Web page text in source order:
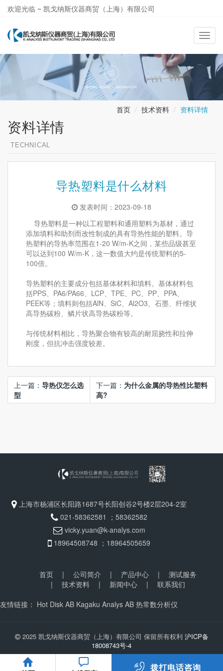
欢迎光临 ~ 凯戈纳斯仪器商贸（上海）有限公司
导
航
切
换
首页 技术资料 资料详情
资料详情
TECHNICAL
导热塑料是什么材料
发表时间：2023-09-18
导热塑料是一种以工程塑料和通用塑料为基材，通过
添加填料和助剂而改性制成的具有导热性能的塑料。导
热塑料的导热率范围在1-20 W/m-K之间，某些品级甚至
可以达到100 W/m-K，这一数值大约是传统塑料的5-
100倍。
导热塑料的主要成分包括基体材料和填料。基体材料包
括PPS、PA6/PA66、LCP、TPE、PC、PP、PPA、
PEEK等；填料则包括AlN、SiC、Al2O3、石墨、纤维状
高导热碳粉、鳞片状高导热碳粉等。
与传统材料相比，导热聚合物有较高的耐屈挠性和拉伸
刚度，但抗冲击强度较差。
上一篇： 导热仪怎么选
型
下一篇： 为什么金属的导热性比塑料
高?
上海市杨浦区长阳路1687号长阳创谷2号楼2层204-2室
021-58362581 ；58362582
vicky.yuan@k-analys.com
18964508748 ；18964505659
首页 | 公司简介 | 产品中心 |
测试服务
|
技术资料 | 新闻中心 |
联系我们
友情链接： Hot Disk AB Kagaku Analys AB 热常数分析仪
2025 凯戈纳斯仪器商贸（上海）有限公司 保留所有权利 沪ICP备
18008743号-4
拨打电话咨询